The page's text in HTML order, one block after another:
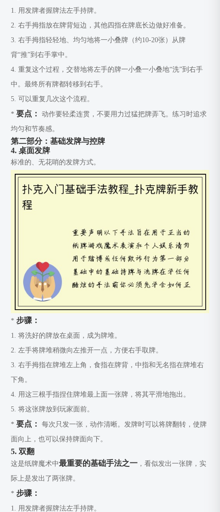
1. 用发牌者握牌法左手持牌。
2. 右手拇指放在牌背短边，其他四指在牌底长边做好准备。
3. 右手拇指轻轻地、均匀地将一小叠牌（约10-20张）从牌
背“推”到右手掌中。
4. 重复这个过程，交替地将左手的牌一小叠一小叠地“洗”到右手
中。最终所有牌都转移到右手。
5. 可以重复几次这个流程。
*要点：
动作要轻柔连贯，不要用力过猛把牌弄飞。练习时追求
均匀和节奏感。
第二部分：基础发牌与控牌
4. 桌面发牌
标准的、无花哨的发牌方式。
*步骤：
1. 将洗好的牌放在桌面，成为牌堆。
2. 左手将牌堆稍微向左推开一点，方便右手取牌。
3. 右手拇指在牌堆左上角，食指在牌背，中指和无名指在牌堆右
下角。
4. 用这三根手指捏住牌堆最上面一张牌，将其平滑地拖出。
5. 将这张牌放到玩家面前。
*要点：
每次只发一张，动作清晰。发牌时可以将牌翻转，使牌
面向上，也可以保持牌面向下。
5. 双翻
这是纸牌魔术中最重要的基础手法之一 ，看似发出一张牌，实
际上是发出了两张牌。
*步骤：
1. 用发牌者握牌法左手持牌。